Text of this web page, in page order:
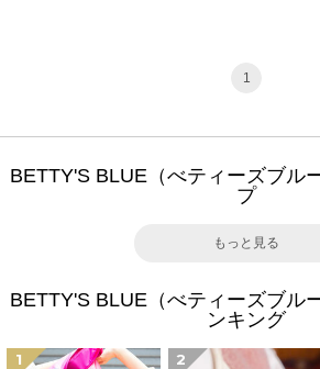
1
BETTY'S BLUE（べティーズブル
プ
もっと見る
BETTY'S BLUE（べティーズブル
ンキング
1 2